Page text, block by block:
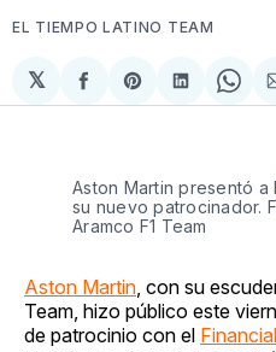
EL TIEMPO LATINO TEAM
𝕏
Compartir
en
Share
on
en
on
Aston Martin presentó a
su nuevo patrocinador.
Aramco F1 Team
Aston Martin , con su
Team, hizo público este
de patrocinio con el